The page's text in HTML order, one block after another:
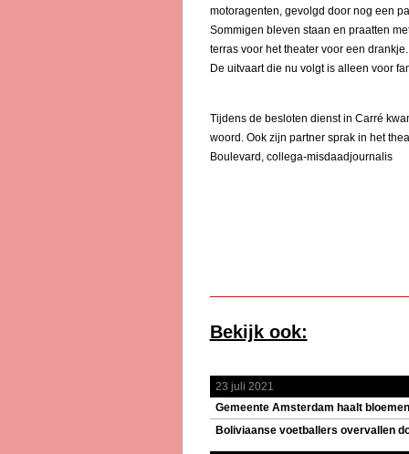
motoragenten, gevolgd door nog een
Sommigen bleven staan en praatten
terras voor het theater voor een drankje.
De uitvaart die nu volgt is alleen voor
Tijdens de besloten dienst in Carré
woord. Ook zijn partner sprak in het
Boulevard, collega-misdaadjournalis
Bekijk ook:
23 juli 2021
Gemeente Amsterdam haalt
Boliviaanse voetballers overvallen